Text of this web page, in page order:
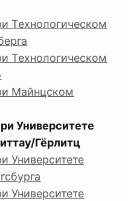
Технологическом
Технологическом
Майнцском
Университете
Гёрлитц
Университете
Университете